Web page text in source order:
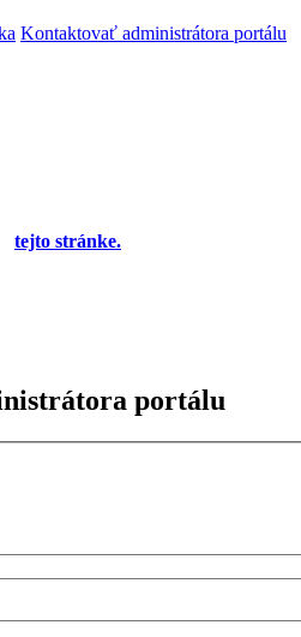
Kontaktovať administrátora portálu
tejto stránke.
portálu